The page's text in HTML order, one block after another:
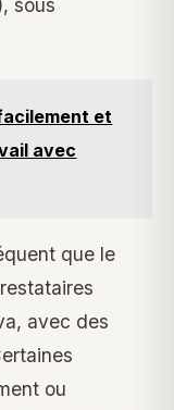
sous
et
avec
que le
avec des
ou